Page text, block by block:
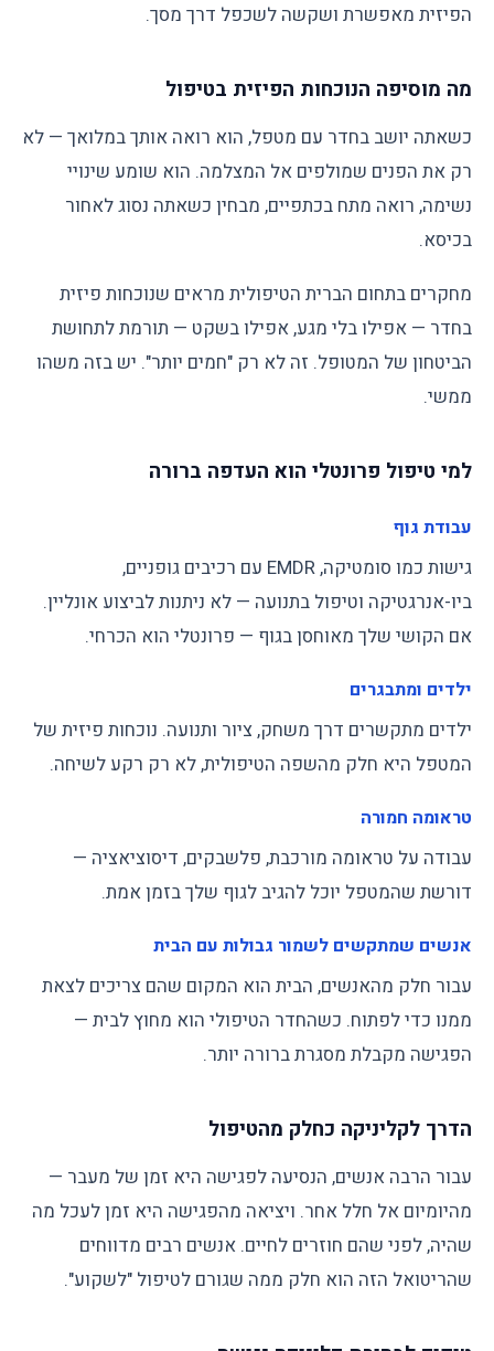
הפיזית מאפשרת ושקשה לשכפל דרך מסך.
מה מוסיפה הנוכחות הפיזית בטיפול
כשאתה יושב בחדר עם מטפל, הוא רואה אותך במלואך — לא
רק את הפנים שמולפים אל המצלמה. הוא שומע שינויי
נשימה, רואה מתח בכתפיים, מבחין כשאתה נסוג לאחור
בכיסא.
מחקרים בתחום הברית הטיפולית מראים שנוכחות פיזית
בחדר — אפילו בלי מגע, אפילו בשקט — תורמת לתחושת
הביטחון של המטופל. זה לא רק "חמים יותר". יש בזה משהו
ממשי.
למי טיפול פרונטלי הוא העדפה ברורה
עבודת גוף
גישות כמו סומטיקה, EMDR עם רכיבים גופניים,
ביו-אנרגטיקה וטיפול בתנועה — לא ניתנות לביצוע אונליין.
אם הקושי שלך מאוחסן בגוף — פרונטלי הוא הכרחי.
ילדים ומתבגרים
ילדים מתקשרים דרך משחק, ציור ותנועה. נוכחות פיזית של
המטפל היא חלק מהשפה הטיפולית, לא רק רקע לשיחה.
טראומה חמורה
עבודה על טראומה מורכבת, פלשבקים, דיסוציאציה —
דורשת שהמטפל יוכל להגיב לגוף שלך בזמן אמת.
אנשים שמתקשים לשמור גבולות עם הבית
עבור חלק מהאנשים, הבית הוא המקום שהם צריכים לצאת
ממנו כדי לפתוח. כשהחדר הטיפולי הוא מחוץ לבית —
הפגישה מקבלת מסגרת ברורה יותר.
הדרך לקליניקה כחלק מהטיפול
עבור הרבה אנשים, הנסיעה לפגישה היא זמן של מעבר —
מהיומיום אל חלל אחר. ויציאה מהפגישה היא זמן לעכל מה
שהיה, לפני שהם חוזרים לחיים. אנשים רבים מדווחים
שהריטואל הזה הוא חלק ממה שגורם לטיפול "לשקוע".